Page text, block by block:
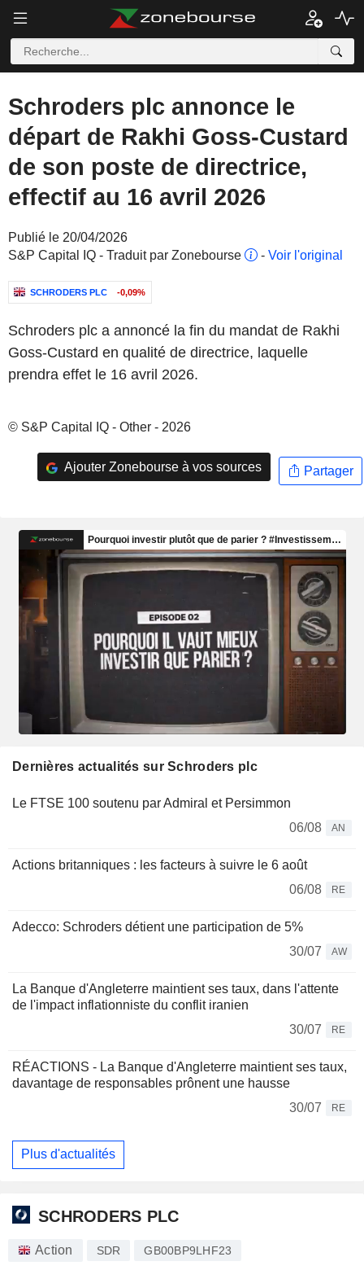
Schroders plc annonce le
départ de Rakhi Goss-Custard
de son poste de directrice,
effectif au 16 avril 2026
Publié le 20/04/2026
S&P Capital IQ - Traduit par Zonebourse
- Voir l'original
SCHRODERS PLC -0,09%
Schroders plc a annoncé la fin du mandat de Rakhi
Goss-Custard en qualité de directrice, laquelle
prendra effet le 16 avril 2026.
© S&P Capital IQ - Other - 2026
Ajouter Zonebourse à vos sources Partager
Dernières actualités sur Schroders plc
Le FTSE 100 soutenu par Admiral et Persimmon
06/08
AN
Actions britanniques : les facteurs à suivre le 6 août
06/08
RE
Adecco: Schroders détient une participation de 5%
30/07
AW
La Banque d'Angleterre maintient ses taux, dans l'attente
de l'impact inflationniste du conflit iranien
30/07
RE
RÉACTIONS - La Banque d'Angleterre maintient ses taux,
davantage de responsables prônent une hausse
30/07
RE
Plus d'actualités
SCHRODERS PLC
Action SDR GB00BP9LHF23